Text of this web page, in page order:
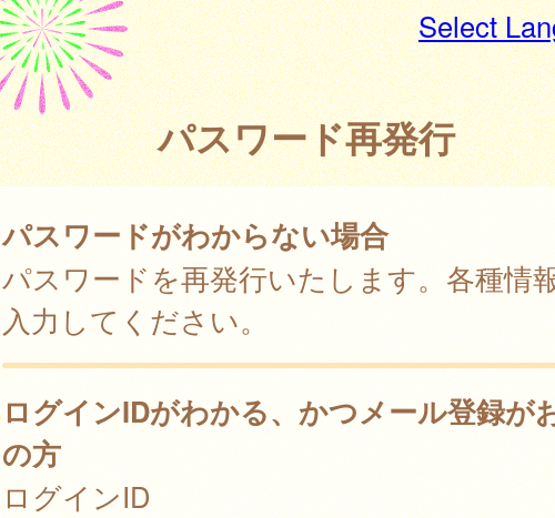
Select
パスワード再発行
パスワードがわからない場合
パスワードを再発行いたします。各種情
入力してください。
ログインIDがわかる、かつメール登録が
の方
ログインID